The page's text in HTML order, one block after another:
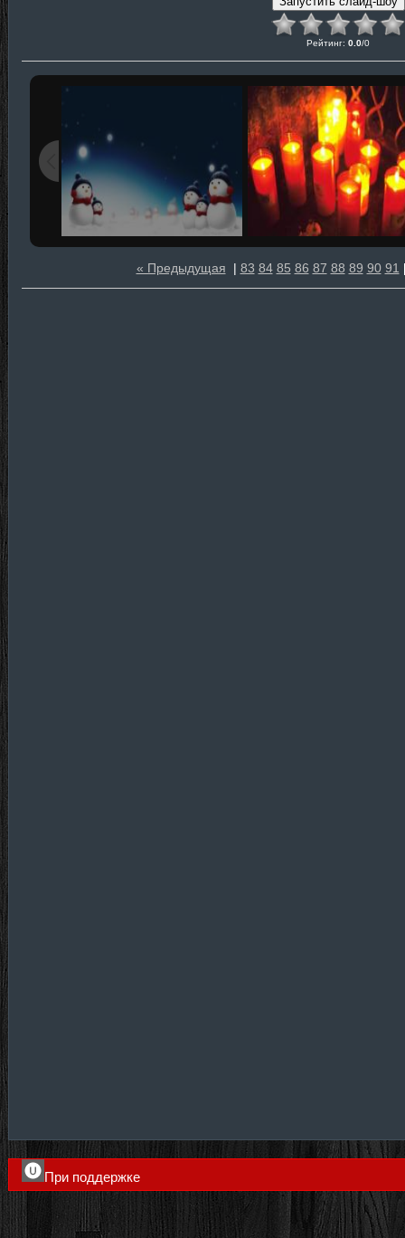
Рейтинг: 0.0/0
« Предыдущая | 83 84 85 86 87 88 89 90 91
При поддержке